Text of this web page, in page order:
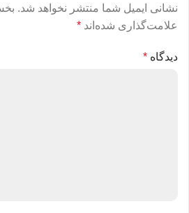
نشانی ایمیل شما منتشر نخواهد شد.
علامت‌گذاری شده‌اند *
دیدگاه *